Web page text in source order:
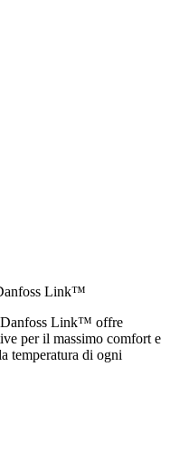
Link™
Danfoss Link™ offre
per il massimo comfort e
temperatura di ogni